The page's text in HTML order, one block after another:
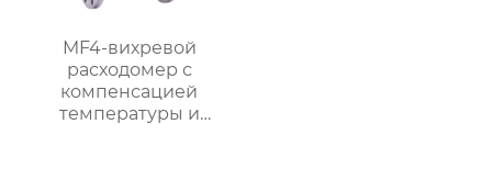
MF4-вихревой
расходомер с
компенсацией
температуры и